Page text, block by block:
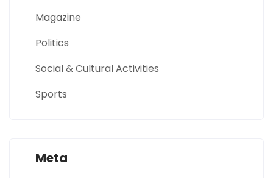
Magazine
Politics
Social & Cultural Activities
Sports
Meta